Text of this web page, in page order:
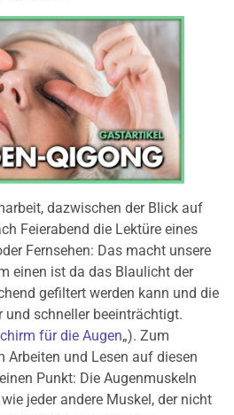
dazwischen der Blick auf
Feierabend die Lektüre eines
Fernsehen: Das macht unsere
einen ist da das Blaulicht der
gefiltert werden kann und die
schneller beeinträchtigt.
für die Augen„). Zum
Arbeiten und Lesen auf diesen
Punkt: Die Augenmuskeln
jeder andere Muskel, der nicht